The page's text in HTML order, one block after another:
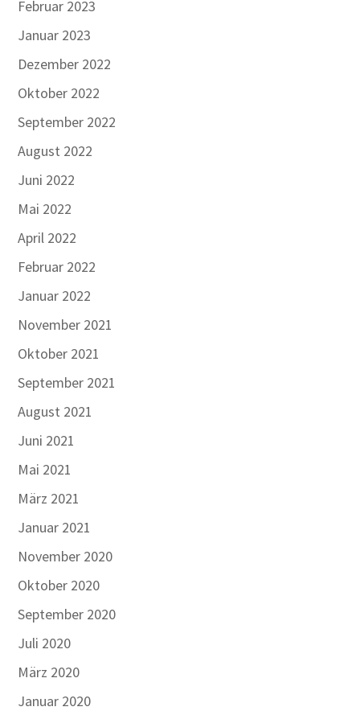
Februar 2023
Januar 2023
Dezember 2022
Oktober 2022
September 2022
August 2022
Juni 2022
Mai 2022
April 2022
Februar 2022
Januar 2022
November 2021
Oktober 2021
September 2021
August 2021
Juni 2021
Mai 2021
März 2021
Januar 2021
November 2020
Oktober 2020
September 2020
Juli 2020
März 2020
Januar 2020